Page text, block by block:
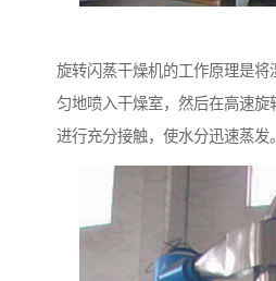
旋转闪蒸干燥机的工作原理是将
匀地喷入干燥室，然后在高速旋
进行充分接触，使水分迅速蒸发。